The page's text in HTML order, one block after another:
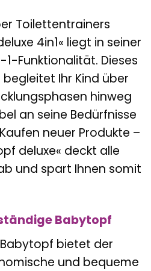
Toilettentrainers
4in1« liegt in seiner
Funktionalität. Dieses
Ihr Kind über
hinweg
an seine Bedürfnisse
neuer Produkte –
deluxe« deckt alle
und spart Ihnen somit
Babytopf
bietet der
und bequeme